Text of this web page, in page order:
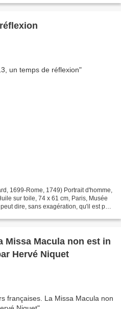
1699-Rome, 1749) Portrait d'homme,
sur toile, 74 x 61 cm, Paris, Musée
dire, sans exagération, qu'il est peu
Missa Macula non est in
Hervé Niquet